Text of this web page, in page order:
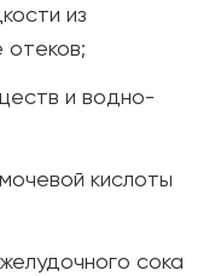
из
отеков;
и водно-
мочевой кислоты
сока